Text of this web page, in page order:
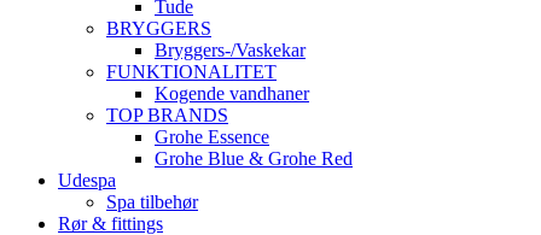
Tude
BRYGGERS
Bryggers-/Vaskekar
FUNKTIONALITET
Kogende vandhaner
TOP BRANDS
Grohe Essence
Grohe Blue & Grohe Red
Udespa
Spa tilbehør
Rør & fittings